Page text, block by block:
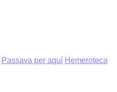
Passava per aquí Hemeroteca